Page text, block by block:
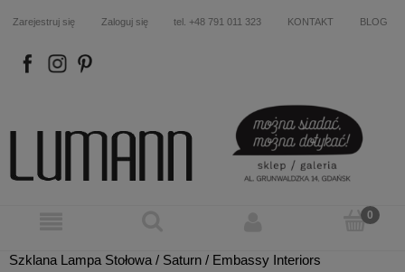
Zarejestruj się Zaloguj się tel. +48 791 011 323 KONTAKT BLOG
FB IN P
Szklana Lampa Stołowa / Saturn / Embassy Interiors